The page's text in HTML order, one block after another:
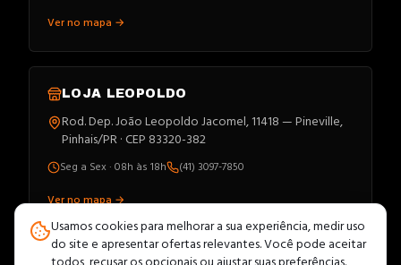
Ver no mapa →
LOJA LEOPOLDO
Rod. Dep. João Leopoldo Jacomel, 11418 — Pineville,
Pinhais/PR · CEP 83320-382
Seg a Sex · 08h às 18h
(41) 3097-7850
Ver no mapa →
Usamos cookies para melhorar a sua experiência, medir uso
do site e apresentar ofertas relevantes. Você pode aceitar